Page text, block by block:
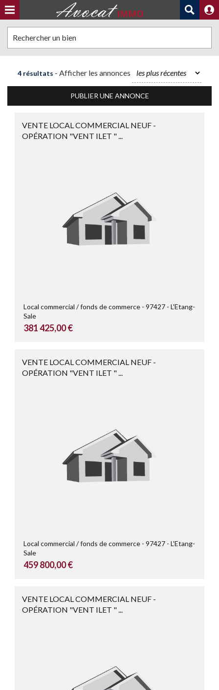
Rechercher un bien
4 résultats - Afficher les annonces
PUBLIER UNE ANNONCE
VENTE LOCAL COMMERCIAL NEUF -
OPÉRATION "VENT ILET " ...
Local commercial / fonds de commerce 97427
L'Etang-
Sale
381 425,00 €
VENTE LOCAL COMMERCIAL NEUF -
OPÉRATION "VENT ILET " ...
Local commercial / fonds de commerce 97427
L'Etang-
Sale
459 800,00 €
VENTE LOCAL COMMERCIAL NEUF -
OPÉRATION "VENT ILET " ...